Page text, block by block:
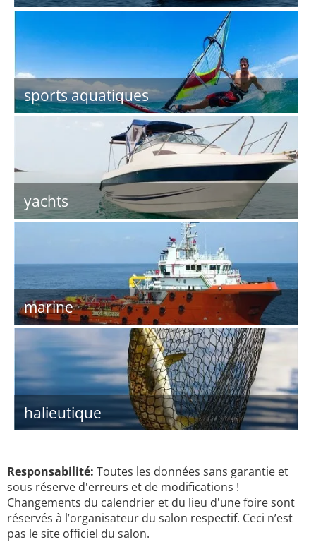
sports aquatiques
yachts
marine
halieutique
Responsabilité: Toutes les données sans garantie et
sous réserve d'erreurs et de modifications !
Changements du calendrier et du lieu d'une foire sont
réservés à l’organisateur du salon respectif. Ceci n’est
pas le site officiel du salon.